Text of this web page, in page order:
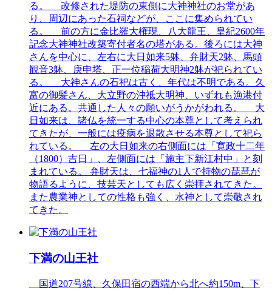
る。 改修された堤防の東側に大神神社のお堂があ
り、周辺にあった石祠などが、ここに集められてい
る。 前の方に金比羅大権現、八大龍王、皇紀2600年
記念大神神社改築寄付者名の塔がある。後ろには大神
さんを中心に、左右に大日如来5躰、弁財天2躰、馬頭
観音3躰、庚申塔、正一位稲荷大明神2躰が祀られてい
る。 大神さんの石祀は古く、年代は不明である。久
富の御髪さん、大立野の沖祗大明神、いずれも漁港付
近にある。共通した人々の願いがうかがわれる。 大
日如来は、諸仏を統一する中心の本尊として考えられ
てきたが、一般には疫病を退散させる本尊として祀ら
れている。 左の大日如来の右側面には「寛政十二年
（1800）吉日」、左側面には「施主下新江村中」と刻
まれている。 弁財天は、七福神の1人で持物の琵琶が
物語るように、技芸天としても広く崇拝されてきた。
また農業神としての性格も強く、水神として崇敬され
てきた。
下満の山王社
国道207号線、久保田宿の西端から北へ約150m、下